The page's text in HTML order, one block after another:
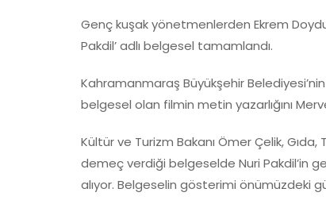
Genç kuşak yönetmenlerden Ekrem
Pakdil’ adlı belgesel tamamlandı.
Kahramanmaraş Büyükşehir
belgesel olan filmin metin yazarlığını
Kültür ve Turizm Bakanı Ömer Çelik, Gıda,
demeç verdiği belgeselde Nuri Pakdil’in
alıyor. Belgeselin gösterimi önümüzdeki